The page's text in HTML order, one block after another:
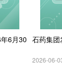
6月30
石药集
2026-06-